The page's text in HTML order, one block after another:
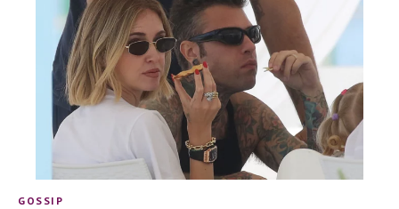
GOSSIP